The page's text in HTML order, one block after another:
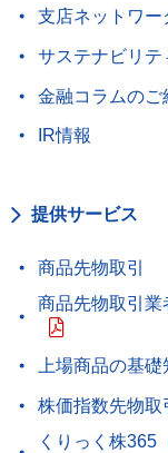
支店ネットワー
サステナビリテ
金融コラムのご
IR情報
提供サービス
商品先物取引
商品先物取引業
上場商品の基礎
株価指数先物取
くりっく株365